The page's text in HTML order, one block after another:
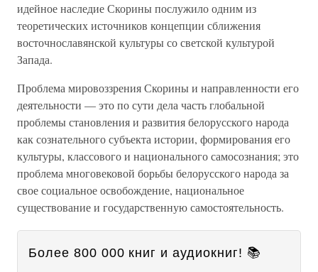
идейное наследие Скорины послужило одним из
теоретических источников концепции сближения
восточнославянской культуры со светской культурой
Запада.
Проблема мировоззрения Скорины и направленности его
деятельности — это по сути дела часть глобальной
проблемы становления и развития белорусского народа
как сознательного субъекта истории, формирования его
культуры, классового и национального самосознания; это
проблема многовековой борьбы белорусского народа за
свое социальное освобождение, национальное
существование и государственную самостоятельность.
Более 800 000 книг и аудиокниг! 📚